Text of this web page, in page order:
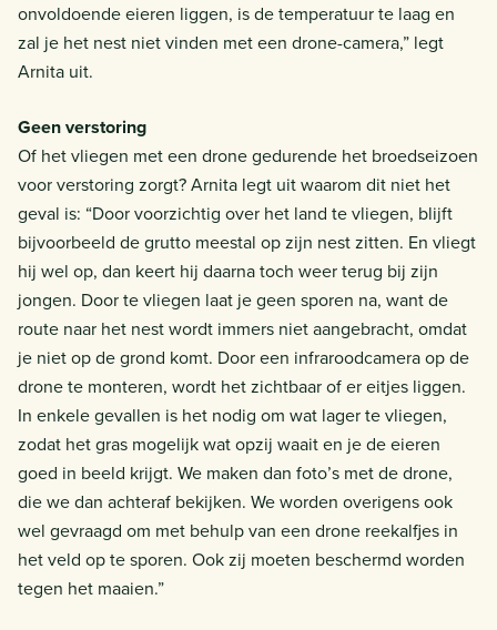
onvoldoende eieren liggen, is de temperatuur te laag en
zal je het nest niet vinden met een drone-camera,” legt
Arnita uit.
Geen verstoring
Of het vliegen met een drone gedurende het broedseizoen
voor verstoring zorgt? Arnita legt uit waarom dit niet het
geval is: “Door voorzichtig over het land te vliegen, blijft
bijvoorbeeld de grutto meestal op zijn nest zitten. En vliegt
hij wel op, dan keert hij daarna toch weer terug bij zijn
jongen. Door te vliegen laat je geen sporen na, want de
route naar het nest wordt immers niet aangebracht, omdat
je niet op de grond komt. Door een infraroodcamera op de
drone te monteren, wordt het zichtbaar of er eitjes liggen.
In enkele gevallen is het nodig om wat lager te vliegen,
zodat het gras mogelijk wat opzij waait en je de eieren
goed in beeld krijgt. We maken dan foto’s met de drone,
die we dan achteraf bekijken. We worden overigens ook
wel gevraagd om met behulp van een drone reekalfjes in
het veld op te sporen. Ook zij moeten beschermd worden
tegen het maaien.”